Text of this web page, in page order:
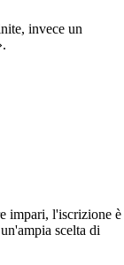
invece un
impari, l'iscrizione è
scelta di